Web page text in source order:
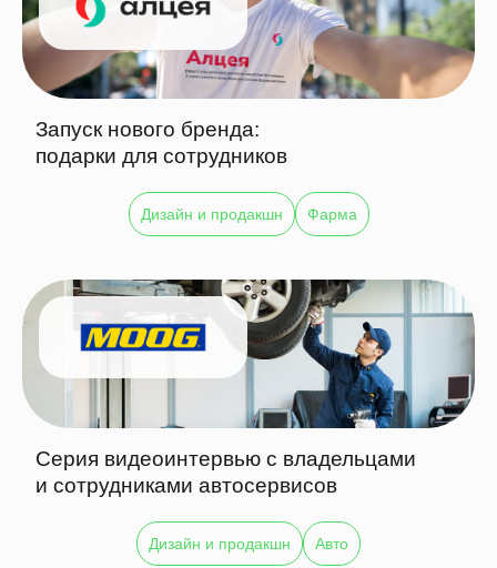
Запуск нового бренда:
подарки для сотрудников
Дизайн и продакшн Фарма
Серия видеоинтервью с владельцами
и сотрудниками автосервисов
Дизайн и продакшн Авто